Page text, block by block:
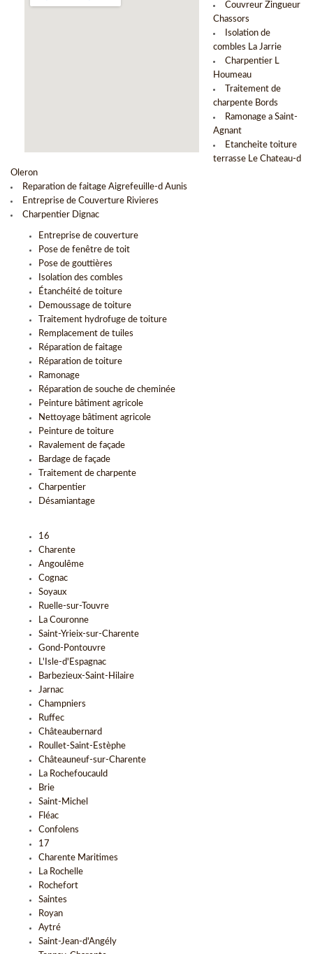
Couvreur Zingueur
Chassors
Isolation de
combles La Jarrie
Charpentier L
Houmeau
Traitement de
charpente Bords
Ramonage a Saint-
Agnant
Etancheite toiture
terrasse Le Chateau-d
Oleron
Reparation de faitage Aigrefeuille-d Aunis
Entreprise de Couverture Rivieres
Charpentier Dignac
Entreprise de couverture
Pose de fenêtre de toit
Pose de gouttières
Isolation des combles
Étanchéité de toiture
Demoussage de toiture
Traitement hydrofuge de toiture
Remplacement de tuiles
Réparation de faitage
Réparation de toiture
Ramonage
Réparation de souche de cheminée
Peinture bâtiment agricole
Nettoyage bâtiment agricole
Peinture de toiture
Ravalement de façade
Bardage de façade
Traitement de charpente
Charpentier
Désamiantage
16
Charente
Angoulême
Cognac
Soyaux
Ruelle-sur-Touvre
La Couronne
Saint-Yrieix-sur-Charente
Gond-Pontouvre
L'Isle-d'Espagnac
Barbezieux-Saint-Hilaire
Jarnac
Champniers
Ruffec
Châteaubernard
Roullet-Saint-Estèphe
Châteauneuf-sur-Charente
La Rochefoucauld
Brie
Saint-Michel
Fléac
Confolens
17
Charente Maritimes
La Rochelle
Rochefort
Saintes
Royan
Aytré
Saint-Jean-d'Angély